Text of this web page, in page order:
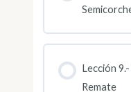
Lección
Remate